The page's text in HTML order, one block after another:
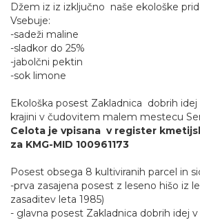
Džem iz iz izključno naše ekološke
Vsebuje:
-sadeži maline
-sladkor do 25%
-jabolčni pektin
-sok limone
Ekološka posest Zakladnica dobrih idej
krajini v čudovitem malem mestecu
Celota je vpisana v register
za KMG-MID 100961173
Posest obsega 8 kultiviranih parcel in
-prva zasajena posest z leseno hišo iz
zasaditev leta 1985)
- glavna posest Zakladnica dobrih idej v